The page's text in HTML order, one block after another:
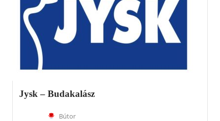
Jysk – Budakalász
Bútor